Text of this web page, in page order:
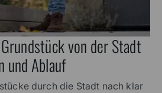
von der Stadt
und Ablauf
durch die Stadt nach klar